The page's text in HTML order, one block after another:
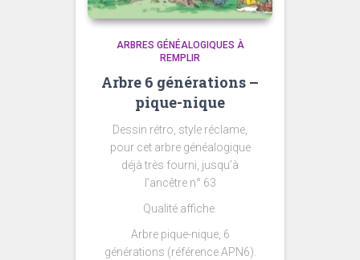
ARBRES GÉNÉALOGIQUES À
REMPLIR
Arbre 6 générations –
pique-nique
Dessin rétro, style réclame,
pour cet arbre généalogique
déjà très fourni, jusqu’à
l’ancêtre n° 63
Qualité affiche.
Arbre pique-nique, 6
générations (référence APN6).